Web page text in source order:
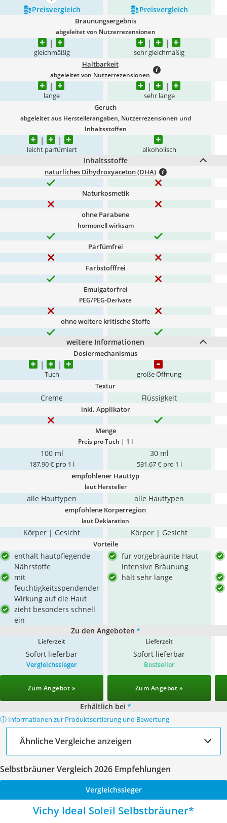
Preis­vergleich
Preis­vergleich
Bräunungsergebnis
abgeleitet von Nutzerrezensionen
gleichmäßig sehr gleichmäßig
Haltbarkeit
abgeleitet von Nutzerrezensionen
lange sehr lange
Geruch
abgeleitet aus Herstellerangaben, Nutzerrezensionen und
Inhaltsstoffen
leicht parfümiert alkoholisch
Inhaltsstoffe
natürliches Dihydroxyaceton (DHA)
Naturkosmetik
ohne Parabene
hormonell wirksam
Parfümfrei
Farbstofffrei
Emulgatorfrei
PEG/PEG-Derivate
ohne weitere kritische Stoffe
weitere Informationen
Dosiermechanismus
Tuch große Öffnung
Textur
Creme Flüssigkeit
inkl. Applikator
Menge
Preis pro Tuch | 1 l
100 ml
187,90 € pro 1 l
30 ml
531,67 € pro 1 l
empfohlener Hauttyp
laut Hersteller
alle Hauttypen alle Hauttypen
empfohlene Körperregion
laut Deklaration
Körper | Gesicht Körper | Gesicht
Vorteile
enthält hautpflegende
Nährstoffe
mit
feuchtigkeitsspendender
Wirkung auf die Haut
zieht besonders schnell
ein
für vorgebräunte Haut
intensive Bräunung
hält sehr lange
Zu den Angeboten *
Lieferzeit
Sofort lieferbar
Lieferzeit
Sofort lieferbar
Vergleichssieger
Zum Angebot »
Bestseller
Zum Angebot »
Erhältlich bei *
ⓘ Informationen zur Produktsortierung und Bewertung
Ähnliche Vergleiche anzeigen
Selbstbräuner Vergleich 2026 Empfehlungen
Vergleichssieger
Vichy ‎Ideal Soleil Selbstbräuner